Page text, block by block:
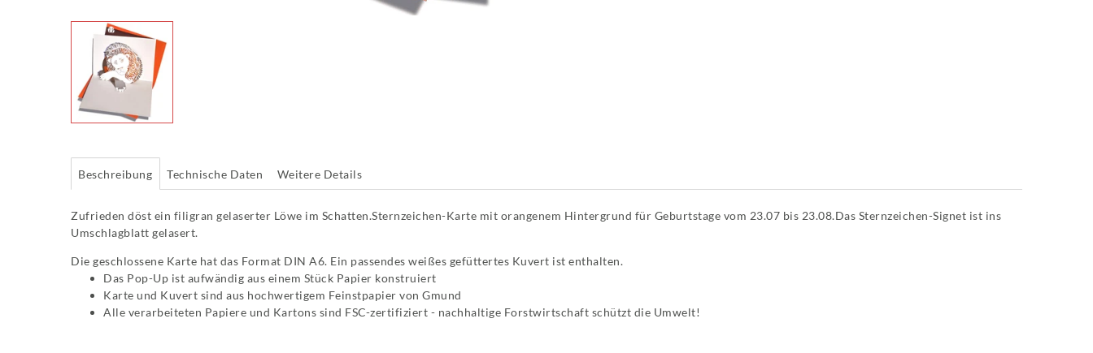
Beschreibung Technische Daten Weitere Details
Zufrieden döst ein filigran gelaserter Löwe im Schatten.Sternzeichen-Karte mit orangenem Hintergrund für Geburtstage vom 23.07 bis 23.08.Das Sternzeichen-Signet ist ins
Umschlagblatt gelasert.
Die geschlossene Karte hat das Format DIN A6. Ein passendes weißes gefüttertes Kuvert ist enthalten.
Das Pop-Up ist aufwändig aus einem Stück Papier konstruiert
Karte und Kuvert sind aus hochwertigem Feinstpapier von Gmund
Alle verarbeiteten Papiere und Kartons sind FSC-zertifiziert - nachhaltige Forstwirtschaft schützt die Umwelt!